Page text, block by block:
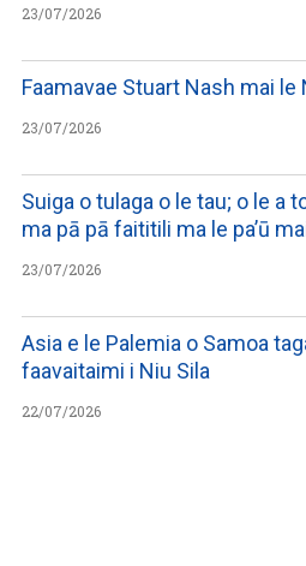
23/07/2026
Faamavae Stuart Nash mai
23/07/2026
Suiga o tulaga o le tau; o le a
ma pā pā faititili ma le pa’ū
23/07/2026
Asia e le Palemia o Samoa
faavaitaimi i Niu Sila
22/07/2026